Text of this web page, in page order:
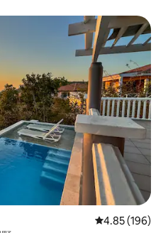
平均评分 4.85
4.85 (196)